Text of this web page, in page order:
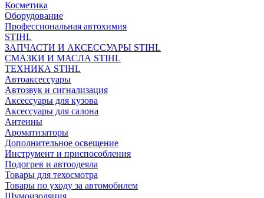
Косметика
Оборудование
Профессиональная автохимия
STIHL
ЗАПЧАСТИ И АКСЕССУАРЫ STIHL
СМАЗКИ И МАСЛА STIHL
ТЕХНИКА STIHL
Автоаксессуары
Автозвук и сигнализация
Аксессуары для кузова
Аксессуары для салона
Антенны
Ароматизаторы
Дополнительное освещение
Инструмент и приспособления
Подогрев и автоодеяла
Товары для техосмотра
Товары по уходу за автомобилем
Шумоизоляция